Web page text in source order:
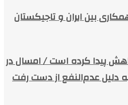
پیدا کرده است / امسال در